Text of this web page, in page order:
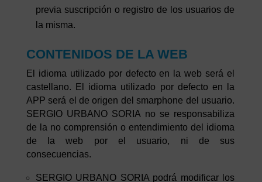
previa suscripción o registro de los usuarios de
la misma.
CONTENIDOS DE LA WEB
El idioma utilizado por defecto en la web será el
castellano. El idioma utilizado por defecto en la
APP será el de origen del smarphone del usuario.
SERGIO URBANO SORIA no se responsabiliza
de la no comprensión o entendimiento del idioma
de la web por el usuario, ni de sus
consecuencias.
SERGIO URBANO SORIA podrá modificar los